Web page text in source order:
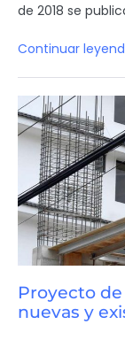
de 2018 se
Continuar
Proyecto
nuevas y